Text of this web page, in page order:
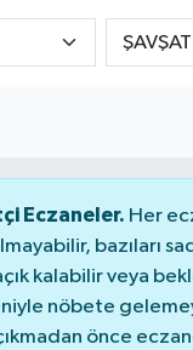
Eczaneler. Her
bazıları
kalabilir veya
nöbete
önce